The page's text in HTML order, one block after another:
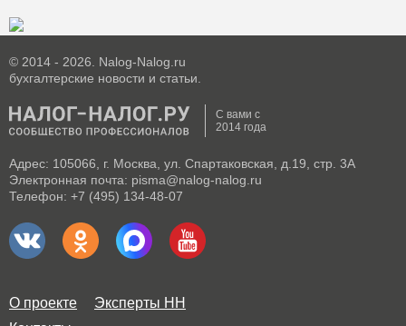
© 2014 - 2026. Nalog-Nalog.ru
бухгалтерские новости и статьи.
С вами с
2014 года
Адрес: 105066, г. Москва, ул. Спартаковская, д.19, стр. 3А
Электронная почта: pisma@nalog-nalog.ru
Телефон: +7 (495) 134-48-07
О проекте
Эксперты НН